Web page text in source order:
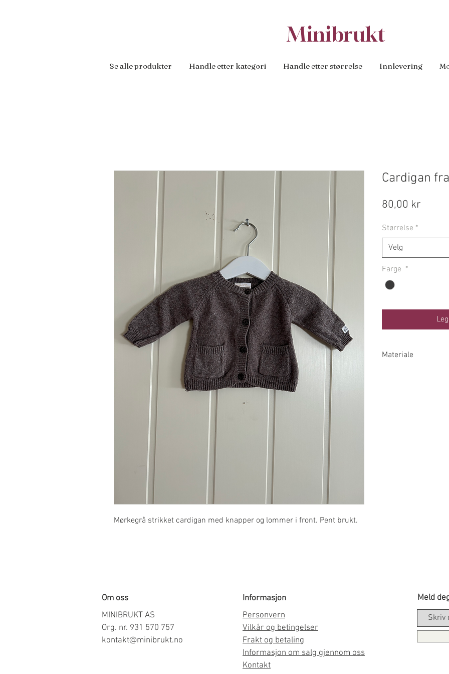
Minibrukt
Se alle produkter Handle etter kategori Handle etter størrelse Innlevering
Mørkegrå strikket cardigan med knapper og lommer i front. Pent brukt.
Cardigan
80,00 kr
Størrelse *
Velg
Farge *
Materiale
Om oss
MINIBRUKT AS
Org. nr. 931 570 757
kontakt@minibrukt.no
Informasjon
Personvern
Vilkår og betingelser
Frakt og betaling
Informasjon om salg gjennom oss
Kontakt
Meld